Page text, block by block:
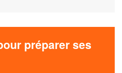
préparer ses